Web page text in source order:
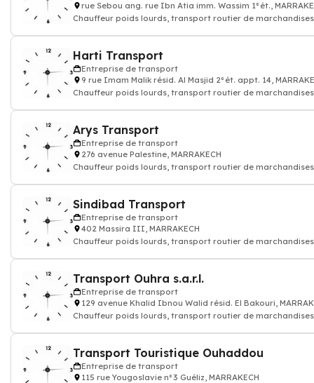
rue Sebou ang. rue Ibn Atia imm. Wassim 1°ét.,
Chauffeur poids lourds, transport routier de
Harti Transport
Entreprise de transport
9 rue Imam Malik résid. Al Masjid 2°ét. appt. 14,
Chauffeur poids lourds, transport routier de
Arys Transport
Entreprise de transport
276 avenue Palestine, MARRAKECH
Chauffeur poids lourds, transport routier de
Sindibad Transport
Entreprise de transport
402 Massira III, MARRAKECH
Chauffeur poids lourds, transport routier de
Transport Ouhra s.a.r.l.
Entreprise de transport
129 avenue Khalid Ibnou Walid résid. El Bakouri,
Chauffeur poids lourds, transport routier de
Transport Touristique Ouhaddou
Entreprise de transport
115 rue Yougoslavie n°3 Guéliz, MARRAKECH